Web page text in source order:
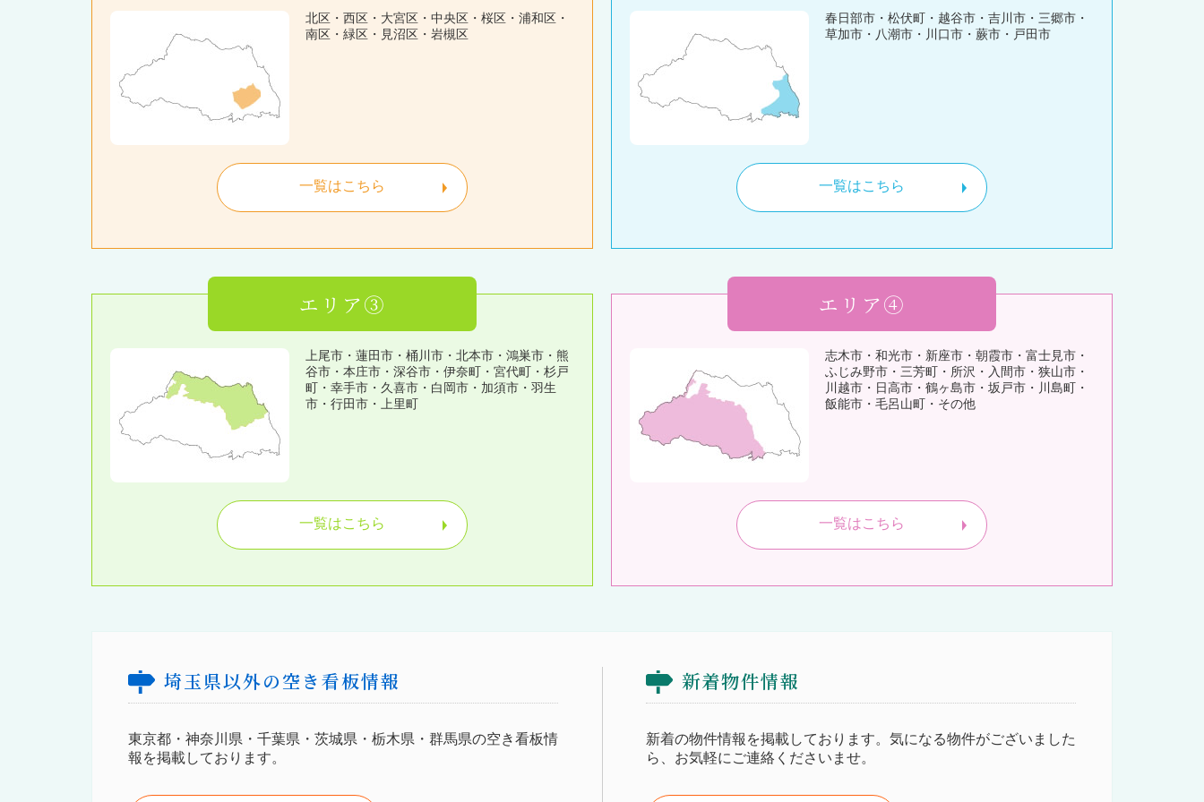
北区・西区・大宮区・中央区・桜区・浦和区・
南区・緑区・見沼区・岩槻区
一覧はこちら
春日部市・松伏町・越谷市・吉川市・三郷市・
草加市・八潮市・川口市・蕨市・戸田市
一覧はこちら
エリア③
上尾市・蓮田市・桶川市・北本市・鴻巣市・熊
谷市・本庄市・深谷市・伊奈町・宮代町・杉戸
町・幸手市・久喜市・白岡市・加須市・羽生
市・行田市・上里町
一覧はこちら
エリア④
志木市・和光市・新座市・朝霞市・富士見市・
ふじみ野市・三芳町・所沢・入間市・狭山市・
川越市・日高市・鶴ヶ島市・坂戸市・川島町・
飯能市・毛呂山町・その他
一覧はこちら
埼玉県以外の空き看板情報
東京都・神奈川県・千葉県・茨城県・栃木県・群馬県の空き看板情
報を掲載しております。
新着物件情報
新着の物件情報を掲載しております。気になる物件がございました
ら、お気軽にご連絡くださいませ。